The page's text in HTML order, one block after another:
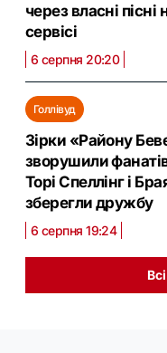
через власні
сервісі
6 серпня 20:20
Голлівуд
Зірки «Району
зворушили
Торі Спеллінг і
зберегли дружбу
6 серпня 19:24